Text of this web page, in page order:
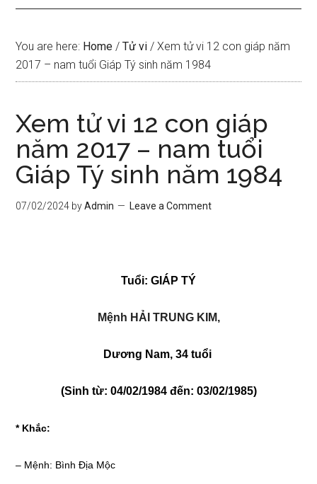
You are here: Home / Tử vi / Xem tử vi 12 con giáp năm
2017 – nam tuổi Giáp Tý sinh năm 1984
Xem tử vi 12 con giáp
năm 2017 – nam tuổi
Giáp Tý sinh năm 1984
07/02/2024 byAdmin Leave a Comment
Tuổi: GIÁP TÝ
Mệnh HẢI TRUNG KIM,
Dương Nam, 34 tuổi
(Sinh từ: 04/02/1984 đến: 03/02/1985)
* Khắc:
– Mệnh: Bình Địa Mộc